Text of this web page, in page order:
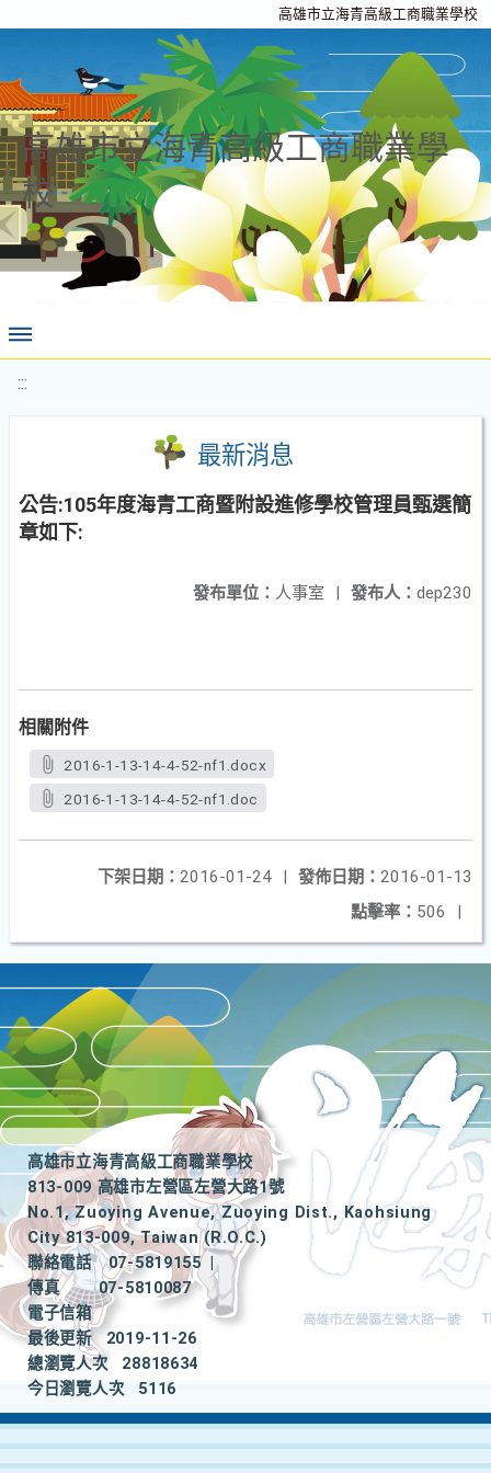
高雄市立海青高級工商職業學校
高雄市立海青高級工商職業學
校
:::
最新消息
公告:105年度海青工商暨附設進修學校管理員甄選簡
章如下:
發布人： dep230
發布單位： 人事室 |
相關附件
2016-1-13-14-4-52-nf1.docx
2016-1-13-14-4-52-nf1.doc
發佈日期： 2016-01-13
下架日期： 2016-01-24
|
點擊率： 506 |
高雄市立海青高級工商職業學校
813-009 高雄市左營區左營大路1號
No.1, Zuoying Avenue, Zuoying Dist., Kaohsiung
City 813-009, Taiwan (R.O.C.)
聯絡電話
07-5819155
|
傳真
07-5810087
電子信箱
最後更新
2019-11-26
總瀏覽人次
28818634
今日瀏覽人次
5116